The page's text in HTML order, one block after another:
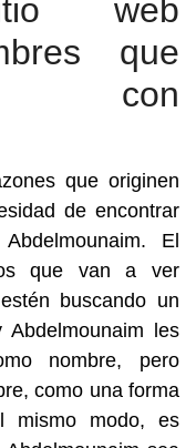
web
que
con
que originen
de encontrar
El
que van a ver
buscando un
les
nombre, pero
como una forma
mismo modo, es